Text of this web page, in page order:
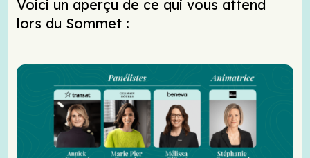
Voici un aperçu de ce qui vous attend
lors du Sommet :